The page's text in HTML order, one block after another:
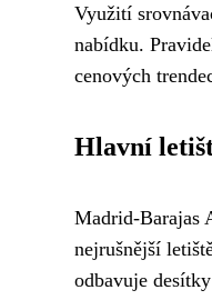
Využití
nabídku.
cenových
Hlavní
Madrid-Barajas
nejrušnější
odbavuje